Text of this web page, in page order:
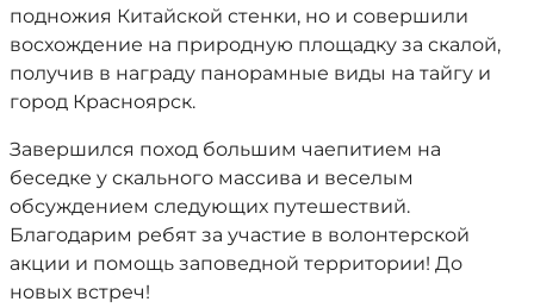
подножия Китайской стенки, но и совершили
восхождение на природную площадку за скалой,
получив в награду панорамные виды на тайгу и
город Красноярск.
Завершился поход большим чаепитием на
беседке у скального массива и веселым
обсуждением следующих путешествий.
Благодарим ребят за участие в волонтерской
акции и помощь заповедной территории! До
новых встреч!